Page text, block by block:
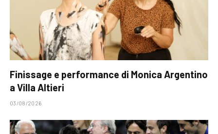
Finissage e performance di Monica Argentino
a Villa Altieri
03/08/2026